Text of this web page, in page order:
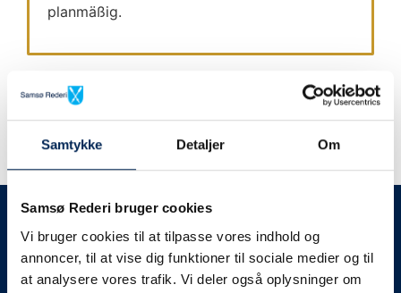
Samtykke Detaljer Om
Samsø Rederi bruger cookies
Vi bruger cookies til at tilpasse vores indhold og
annoncer, til at vise dig funktioner til sociale medier og til
at analysere vores trafik. Vi deler også oplysninger om
planmäßig.
Wir geben immer Bescheid
Wir werden Sie